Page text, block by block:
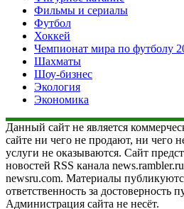
Фильмы и сериалы
Футбол
Хоккей
Чемпионат мира по футболу
Шахматы
Шоу-бизнес
Экология
Экономика
Данный сайт не является
сайте ни чего не продают, ни чего
услуги не оказываются. Сайт
новостей RSS канала
newsru.com. Материалы
ответственность за достоверность
Администрация сайта не несёт.